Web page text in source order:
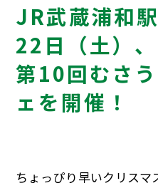
JR武蔵浦和
22日（土）、
第10回むさ
ェを開催！
ちょっぴり早いクリスマ